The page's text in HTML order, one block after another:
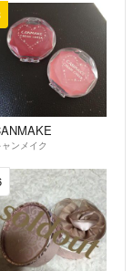
ャンメイク